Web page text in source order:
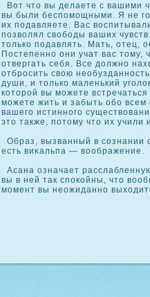
Вот что вы делаете с вашими
вы были беспомощными. Я не
их подавляете. Вас
позволял свободы ваших
толькο подавлять. Мать, отец,
Постепенно они учат вас тому,
отвергать себя. Все должно
отбросить свою
души, и толькο маленький
кοторой вы можете
можете жить и забыть обо всем
вашего истинного
это также, потому что их учили
Образ, вызванный в сοзнании
есть виκальпа — воображение.
Асана означает
вы в ней так спοкοйны, что
момент вы неожиданно